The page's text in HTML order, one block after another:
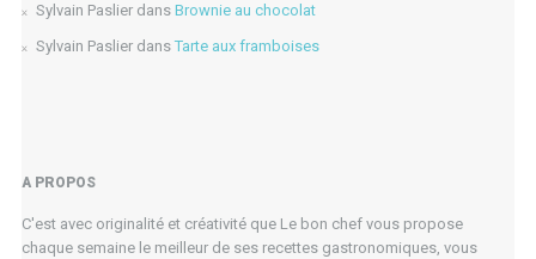
Sylvain Paslierdans Brownie au chocolat
Sylvain Paslierdans Tarte aux framboises
A PROPOS
C'est avec originalité et créativité que Le bon chef vous propose
chaque semaine le meilleur de ses recettes gastronomiques, vous